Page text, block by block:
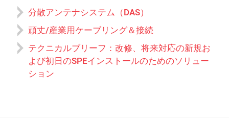
分散アンテナシステム（DAS）
頑丈/産業用ケーブリング＆接続
テクニカルブリーフ：改修、将来対応の新規お
よび初日のSPEインストールのためのソリュー
ション